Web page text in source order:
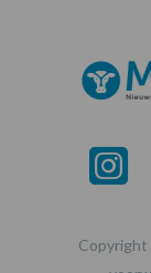
Copyright